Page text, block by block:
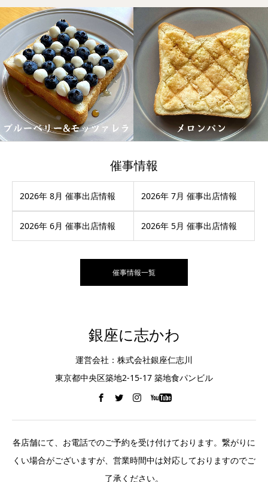
催事情報
2026年 8月 催事出店情報 2026年 7月 催事出店情報
2026年 6月 催事出店情報 2026年 5月 催事出店情報
催事情報一覧
銀座に志かわ
運営会社：株式会社銀座仁志川
東京都中央区築地2-15-17 築地食パンビル
各店舗にて、お電話でのご予約を受け付けております。繋がりに
くい場合がございますが、営業時間中は対応しておりますのでご
了承ください。